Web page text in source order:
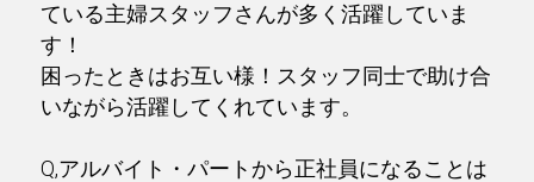
ている主婦スタッフさんが多く活躍していま
す！
困ったときはお互い様！スタッフ同士で助け合
いながら活躍してくれています。
Q,アルバイト・パートから正社員になることは